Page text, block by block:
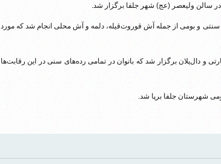
سالن ولیعصر (عج) شهر جلفا برگزار شد.
و بومی از جمله آش قوروت‌قیله، دلمه و آش محلی انجام شد که مورد
دال‌پلان برگزار شد که بانوان در تمامی رده‌های سنی در این رقابت‌ها
شهرستان جلفا برپا شد.